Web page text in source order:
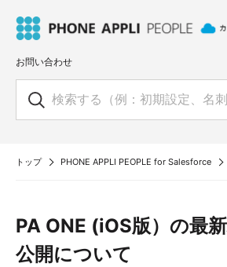
お問い合わせ
トップ PHONE APPLI PEOPLE for Salesforce
PA ONE (iOS版）の最
公開について